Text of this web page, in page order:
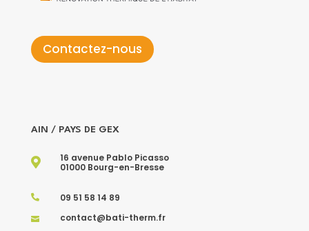
Contactez-nous
AIN / PAYS DE GEX

16 avenue Pablo Picasso
01000 Bourg-en-Bresse
 09 51 58 14 89
 contact@bati-therm.fr